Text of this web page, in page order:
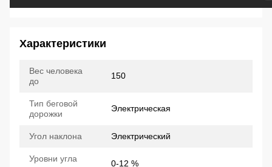
Характеристики
Вес человека
до
150
Тип беговой
дорожки
Электрическая
Угол наклона Электрический
Уровни угла
0-12 %